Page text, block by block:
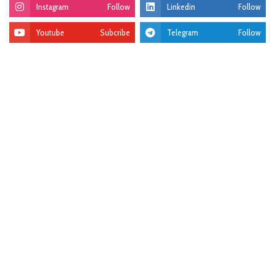
Instagram Follow Linkedin Follow
Youtube Subcribe Telegram Follow